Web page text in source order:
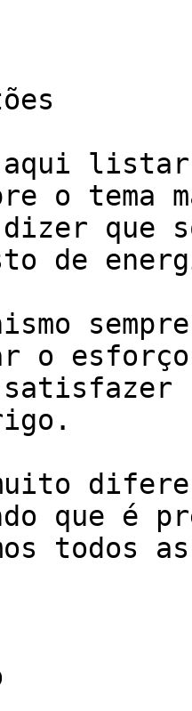
o tema
que
de
esforço.
satisfazer
que é
todos